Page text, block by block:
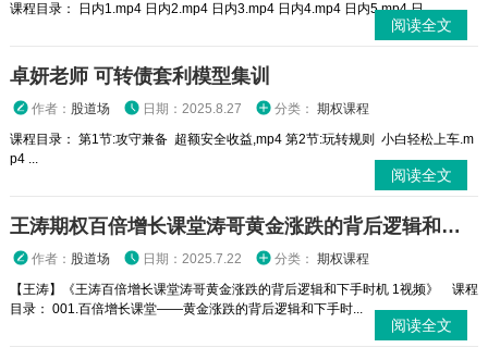
课程目录： 日内1.mp4 日内2.mp4 日内3.mp4 日内4.mp4 日内5.mp4 日...
阅读全文
卓妍老师 可转债套利模型集训
作者： 股道场 日期：2025.8.27 分类： 期权课程
课程目录： 第1节:攻守兼备 超额安全收益,mp4 第2节:玩转规则 小白轻松上车.m
p4 ...
阅读全文
王涛期权百倍增长课堂涛哥黄金涨跌的背后逻辑和下手时机 1视频
作者： 股道场 日期：2025.7.22 分类： 期权课程
【王涛】《王涛百倍增长课堂涛哥黄金涨跌的背后逻辑和下手时机 1视频》 课程
目录： 001.百倍增长课堂——黄金涨跌的背后逻辑和下手时...
阅读全文